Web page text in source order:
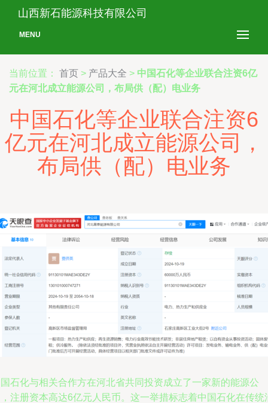
山西新石能源科技有限公司
MENU
当前位置： 首页 > 产品大全 > 中国石化等企业联合注资6亿
元在河北成立能源公司，布局供（配）电业务
中国石化等企业联合注资6
亿元在河北成立能源公司，
布局供（配）电业务
石化与相关合作方在河北省共同投资成立了一家新的能源公
注册资本高达6亿元人民币。这一举措标志着中国石化在传统